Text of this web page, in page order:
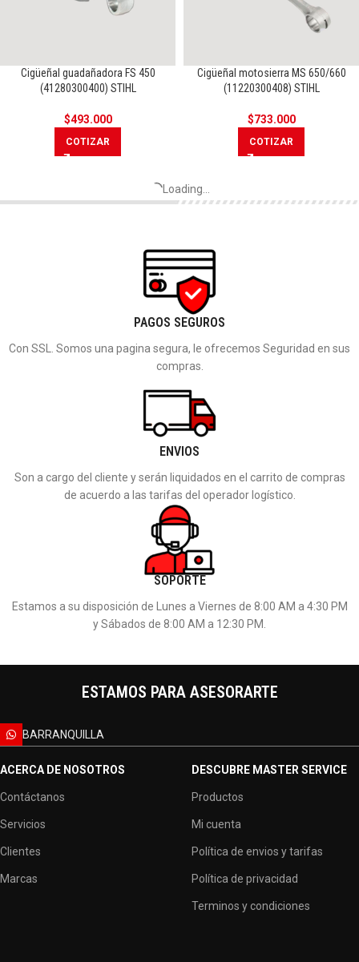
Cigüeñal guadañadora FS 450
(41280300400) STIHL
$493.000
COTIZAR
Cigüeñal motosierra MS 650/660
(11220300408) STIHL
$733.000
COTIZAR
Cigüeñal sopladora BR600
Cilindro completo motosierra MS 660
PAGOS SEGUROS
Con SSL. Somos una pagina segura, le ofrecemos Seguridad en sus
compras.
Son a cargo del cliente y serán liquidados en el carrito de compras
de acuerdo a las tarifas del operador logístico.
Estamos a su disposición de Lunes a Viernes de 8:00 AM a 4:30 PM
y Sábados de 8:00 AM a 12:30 PM.